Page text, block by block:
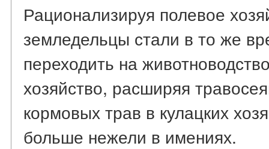
Рационализируя полевое
земледельцы стали в то же
переходить на
хозяйство, расширяя
кормовых трав в кулацких
больше нежели в имениях.